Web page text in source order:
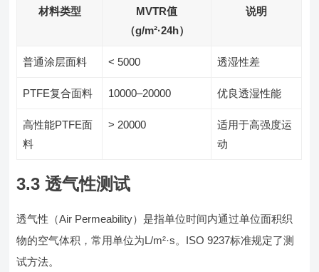
材料类型
MVTR值
（g/m²·24h）
说明
普通涂层面料 < 5000 透湿性差
PTFE复合面料 10000–20000 优良透湿性能
高性能PTFE面
料
> 20000
适用于高强度运
动
3.3 透气性测试
透气性（Air Permeability）是指单位时间内通过单位面积织
物的空气体积，常用单位为L/m²·s。ISO 9237标准规定了测
试方法。